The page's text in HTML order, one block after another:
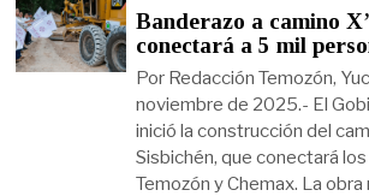
Banderazo a camino
conectará a 5 mil
Por Redacción Temozón,
noviembre de 2025.- El
inició la construcción del
Sisbichén, que conectará
Temozón y Chemax. La